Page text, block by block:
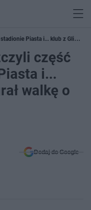
Piasta i... klub z Gliwic
część
i...
walkę o
Dodaj do Google